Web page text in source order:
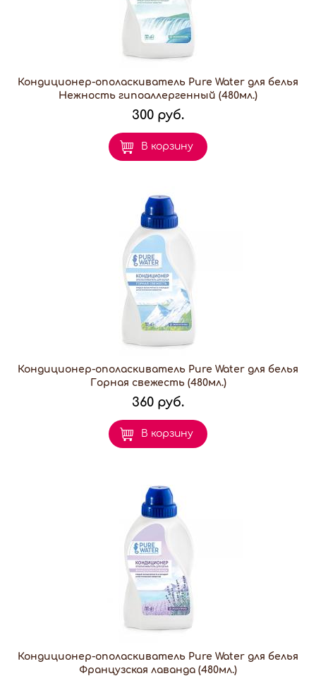
Кондиционер-ополаскиватель Pure Water для белья
Нежность гипоаллергенный (480мл.)
300 руб.
В корзину
Кондиционер-ополаскиватель Pure Water для белья
Горная свежесть (480мл.)
360 руб.
В корзину
Кондиционер-ополаскиватель Pure Water для белья
Французская лаванда (480мл.)